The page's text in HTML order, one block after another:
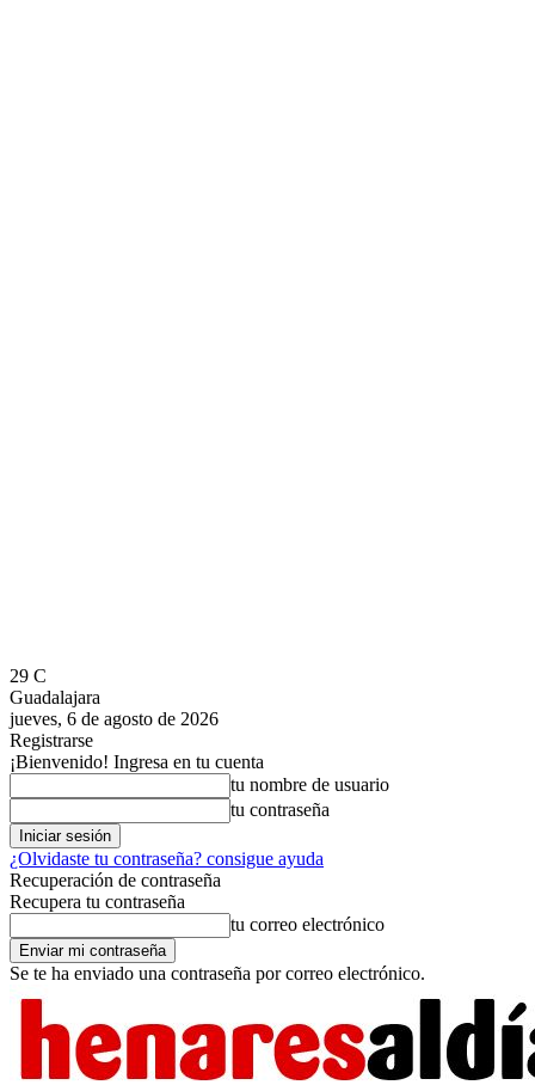
29 C
Guadalajara
jueves, 6 de agosto de 2026
Registrarse
¡Bienvenido! Ingresa en tu cuenta
tu nombre de usuario
tu contraseña
¿Olvidaste tu contraseña? consigue ayuda
Recuperación de contraseña
Recupera tu contraseña
tu correo electrónico
Se te ha enviado una contraseña por correo electrónico.